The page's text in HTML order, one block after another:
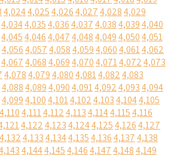
4,0244,0254,0264,0274,0284,029
4,0344,0354,0364,0374,0384,0394,040
4,0454,0464,0474,0484,0494,0504,051
4,0564,0574,0584,0594,0604,0614,062
4,0674,0684,0694,0704,0714,0724,073
4,0784,0794,0804,0814,0824,083
4,0884,0894,0904,0914,0924,0934,094
4,0994,1004,1014,1024,1034,1044,105
4,1104,1114,1124,1134,1144,1154,116
4,1224,1234,1244,1254,1264,127
4,1324,1334,1344,1354,1364,1374,138
4,1444,1454,1464,1474,1484,149